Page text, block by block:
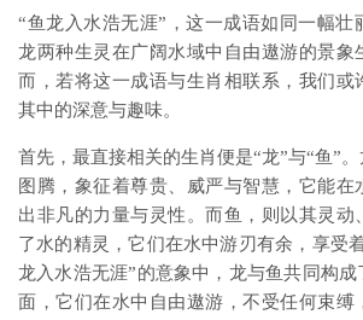
“鱼龙入水浩无涯”，这一成语如同一幅壮
龙两种生灵在广阔水域中自由遨游的景象
而，若将这一成语与生肖相联系，我们或
其中的深意与趣味。
首先，最直接相关的生肖便是“龙”与“鱼”
图腾，象征着尊贵、威严与智慧，它能在
出非凡的力量与灵性。而鱼，则以其灵动
了水的精灵，它们在水中游刃有余，享受
龙入水浩无涯”的意象中，龙与鱼共同构
面，它们在水中自由遨游，不受任何束缚